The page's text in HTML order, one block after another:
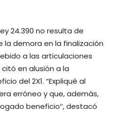
24.390 no resulta de
la demora en la finalización
a las articulaciones
en alusión a la
del 2X1. “Expliqué al
erróneo y que, además,
beneficio″, destacó